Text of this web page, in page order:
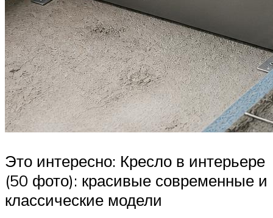
Это интересно: Кресло в интерьере
(50 фото): красивые современные и
классические модели